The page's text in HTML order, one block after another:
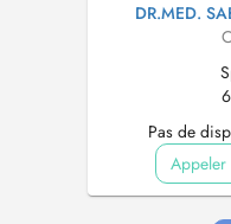
DR.MED.
Pas de
Appeler